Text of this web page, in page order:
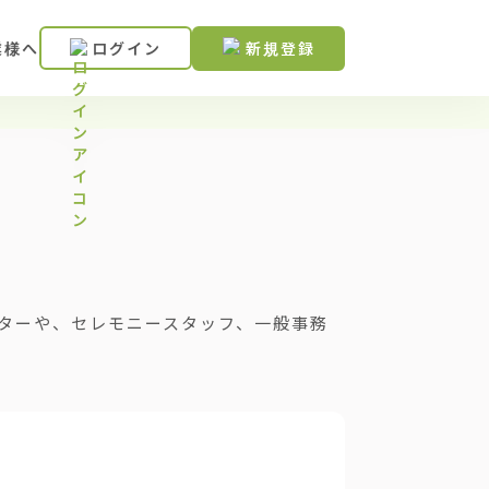
へ ログイン 新規登録
ーや、セレモニースタッフ、一般事務